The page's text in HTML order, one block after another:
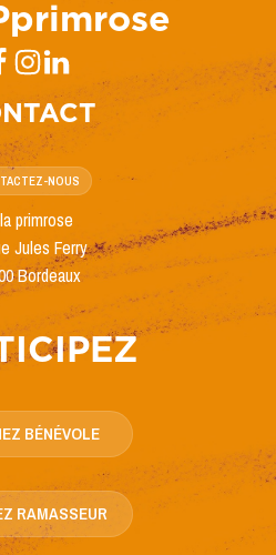
NOUS
primrose
Jules Ferry
Bordeaux
BÉNÉVOLE
RAMASSEUR